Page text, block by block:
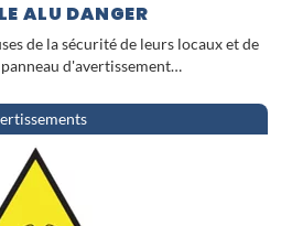
ALU DANGER
de la sécurité de leurs locaux et de
d'avertissement…